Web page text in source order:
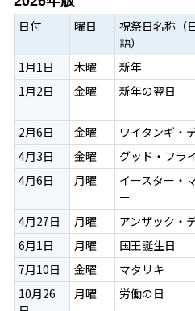
日付
曜日
祝祭日名称（
語）
1月1日
木曜 新年
1月2日
金曜 新年の翌日
2月6日
金曜 ワイタンギ・
4月3日
金曜 グッド・フラ
4月6日
月曜
イースター・
ー
4月27日 月曜 アンザック・
6月1日
月曜 国王誕生日
7月10日
金曜 マタリキ
10月26
月曜 労働の日